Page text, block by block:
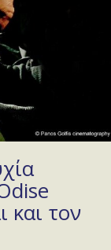
και τον